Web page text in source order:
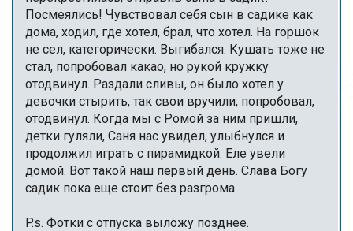
Посмеялись! Чувствовал себя сын в садике как
дома, ходил, где хотел, брал, что хотел. На горшок
не сел, категорически. Выгибался. Кушать тоже не
стал, попробовал какао, но рукой кружку
отодвинул. Раздали сливы, он было хотел у
девочки стырить, так свои вручили, попробовал,
отодвинул. Когда мы с Ромой за ним пришли,
детки гуляли, Саня нас увидел, улыбнулся и
продолжил играть с пирамидкой. Еле увели
домой. Вот такой наш первый день. Слава Богу
садик пока еще стоит без разгрома.
P.s. Фотки с отпуска выложу позднее.